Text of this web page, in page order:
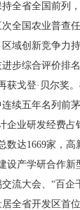
全省全国前列
全国农业普查任
区域创新竞争力
步综合评价排
获戈登·贝尔奖
续五年名列前
企业研发经费
达1669家，
设产学研合作
流大会、“百
全省开发区首